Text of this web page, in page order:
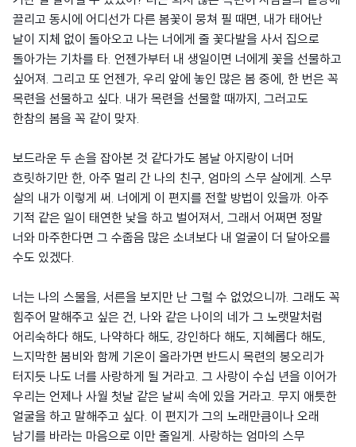
끌리고 동시에 어디선가 다른 봄꽃이 뭉쳐 필 때면, 내가 태어난
날이 지체 없이 돌아오고 나는 너에게 줄 꽃다발을 사서 집으로
돌아가는 기차를 타. 언젠가부터 내 생일이면 너에게 꽃을 선물하고
싶어져. 그리고 또 언젠가, 우리 앞에 놓인 많은 봄 중에, 한 번은 꼭
목련을 선물하고 싶다. 내가 목련을 선물할 때까지, 그러고도
한참의 봄을 꼭 같이 맞자.
보드라운 두 손을 잡아본 것 같다가도 봄날 아지랑이 너머
흐릿하기만 한, 아주 멀리 간 나의 친구, 엄마의 스무 살에게. 스무
살의 내가 이렇게 써. 너에게 이 편지를 전할 방법이 있을까. 아주
기적 같은 일이 태연한 낯을 하고 벌어져서, 그래서 어쩌면 정말
너와 마주한다면 그 수줍음 많은 소녀보다 내 얼굴이 더 달아오를
수도 있겠다.
너는 나의 스물을, 서른을 보지만 난 그럴 수 없었으니까. 그래도 꼭
힘주어 말해주고 싶은 건, 나와 같은 나이의 네가 그 노랫말처럼
어리숙하다 해도, 나약하다 해도, 강인하다 해도, 지혜롭다 해도,
느지막한 봄비와 함께 기온이 올라가면 반드시 목련의 봉오리가
터지듯 나도 너를 사랑하게 될 거라고. 그 사랑이 수십 년을 이어가
우리는 언제나 사월 첫날 같은 날씨 속에 있을 거라고. 무지 애틋한
얼굴을 하고 말해주고 싶다. 이 편지가 그의 노래만큼이나 오래
남기를 바라는 마음으로 이만 줄일게. 사랑하는 엄마의 스무